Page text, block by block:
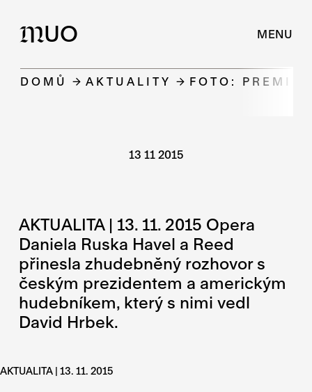
MUO MENU
DOMŮ AKTUALITY FOTO:
13 11 2015
AKTUALITA | 13. 11. 2015 Opera
Daniela Ruska Havel a Reed
přinesla zhudebněný rozhovor s
českým prezidentem a americkým
hudebníkem, který s nimi vedl
David Hrbek.
AKTUALITA | 13. 11. 2015